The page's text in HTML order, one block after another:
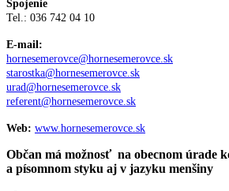
Spojenie
Tel.: 036 742 04 10
E-mail:
hornesemerovce@hornesemerovce.sk
starostka@hornesemerovce.sk
urad@hornesemerovce.sk
referent@hornesemerovce.sk
Web: www.hornesemerovce.sk
Občan má možnosť na obecnom úrade
a písomnom styku aj v jazyku menšiny